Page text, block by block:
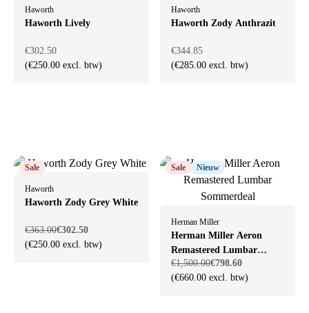
Haworth
Haworth Lively
€302.50
(€250.00 excl. btw)
Haworth
Haworth Zody Anthrazit
€344.85
(€285.00 excl. btw)
Sale
Haworth
Haworth Zody Grey White
€363.00€302.50
(€250.00 excl. btw)
Sale Nieuw
Herman Miller
Herman Miller Aeron
Remastered Lumbar
Sommerdeal
€1,500.00€798.60
(€660.00 excl. btw)